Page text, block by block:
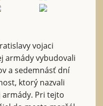
vojaci
armády vybudovali
a sedemnásť dní
ktorý nazvali
armády. Pri tejto